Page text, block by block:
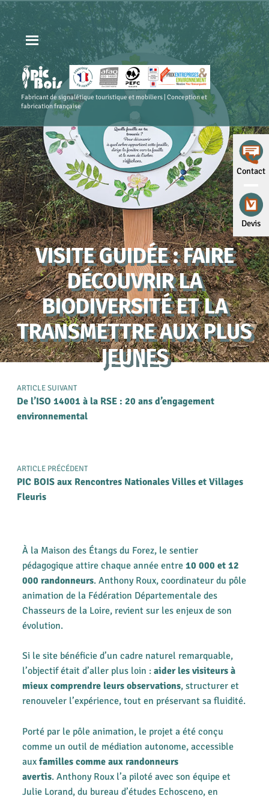
Contact
Devis
Fabricant de signalétique touristique et mobiliers | Conception et
fabrication française
ARTICLE SUIVANT
De l’ISO 14001 à la RSE : 20 ans d’engagement
environnemental
ARTICLE PRÉCÉDENT
PIC BOIS aux Rencontres Nationales Villes et Villages
Fleuris
VISITE GUIDÉE : FAIRE
DÉCOUVRIR LA
BIODIVERSITÉ ET LA
TRANSMETTRE AUX PLUS
JEUNES
À la Maison des Étangs du Forez, le sentier
pédagogique attire chaque année entre 10 000 et 12
000 randonneurs. Anthony Roux, coordinateur du pôle
animation de la Fédération Départementale des
Chasseurs de la Loire, revient sur les enjeux de son
évolution.
Si le site bénéficie d’un cadre naturel remarquable,
l’objectif était d’aller plus loin : aider les visiteurs à
mieux comprendre leurs observations, structurer et
renouveler l’expérience, tout en préservant sa fluidité.
Porté par le pôle animation, le projet a été conçu
comme un outil de médiation autonome, accessible
aux familles comme aux randonneurs
avertis. Anthony Roux l’a piloté avec son équipe et
Julie Lorand, du bureau d’études Echosceno, en